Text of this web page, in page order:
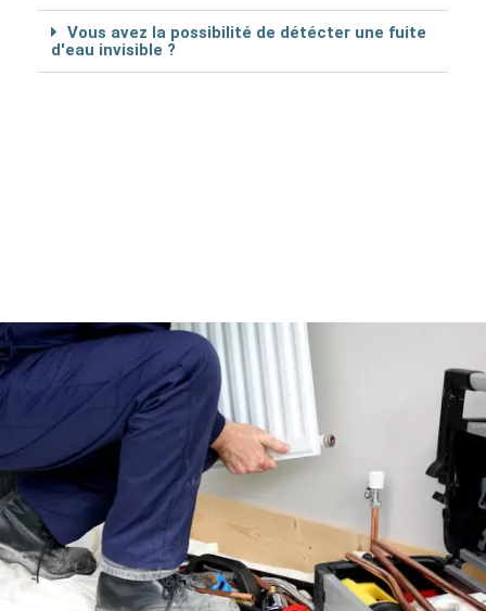
Vous avez la possibilité de détécter une fuite
d'eau invisible ?